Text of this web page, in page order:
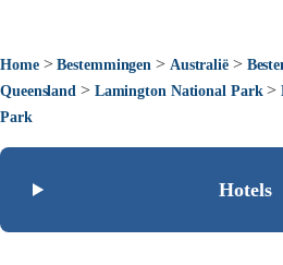
Home>Bestemmingen > Australië>
Queensland > Lamington National Park>
Park
Hotels